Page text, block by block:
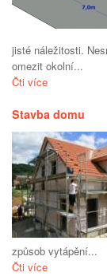
jisté náležitosti.
omezit okolní...
Čti více
Stavba domu
způsob vytápění...
Čti více